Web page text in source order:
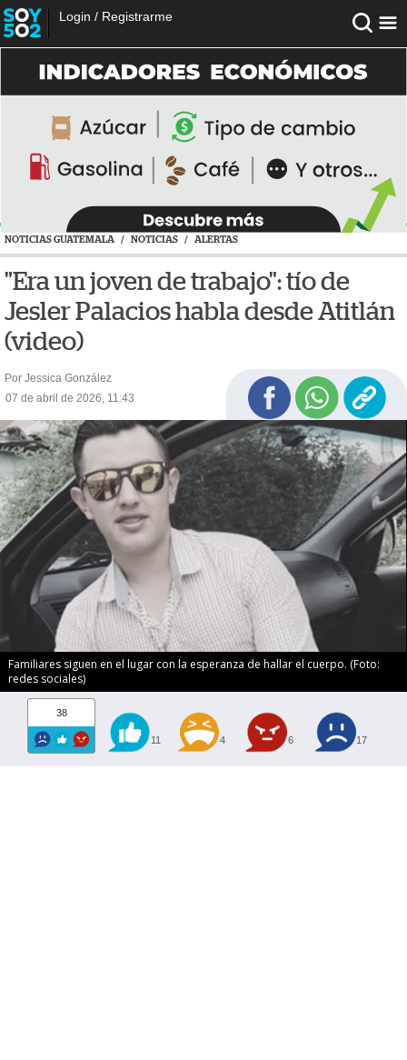
Login / Registrarme
NOTICIAS GUATEMALA / NOTICIAS / ALERTAS
"Era un joven de trabajo": tío de
Jesler Palacios habla desde Atitlán
(video)
Por Jessica González
07 de abril de 2026, 11:43
Familiares siguen en el lugar con la esperanza de hallar el cuerpo. (Foto:
redes sociales)
38
11 4 6 17